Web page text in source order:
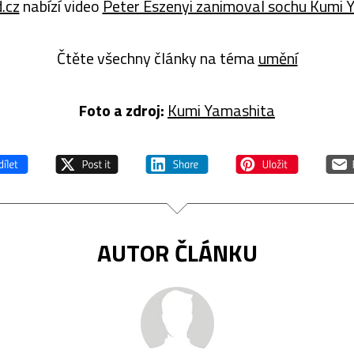
nabízí video Peter Eszenyi zanimoval sochu Kumi
Čtěte všechny články na témaumění
Foto a zdroj: Kumi Yamashita
AUTOR ČLÁNKU